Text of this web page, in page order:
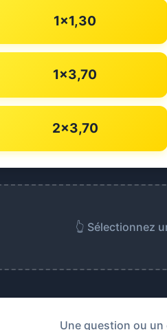
1×1,30
1×3,70
2×3,70
👆 Sélectionnez
Une question ou